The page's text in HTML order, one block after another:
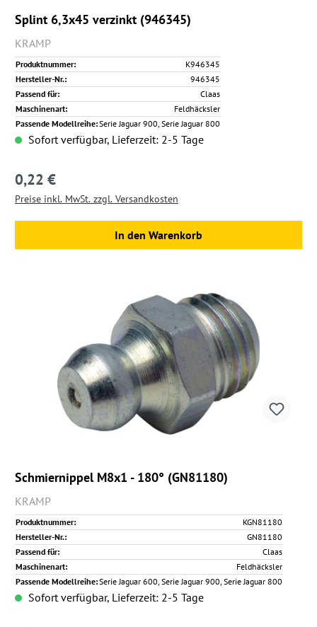
Splint 6,3x45 verzinkt (946345)
KRAMP
Produktnummer:
K946345
Hersteller-Nr.:
946345
Passend für:
Claas
Maschinenart:
Feldhäcksler
Passende Modellreihe:Serie Jaguar 900, Serie Jaguar 800
Sofort verfügbar, Lieferzeit: 2-5 Tage
Regulärer Preis:
0,22 €
Preise inkl. MwSt. zzgl. Versandkosten
In den Warenkorb
Schmiernippel M8x1 - 180° (GN81180)
KRAMP
Produktnummer:
KGN81180
Hersteller-Nr.:
GN81180
Passend für:
Claas
Maschinenart:
Feldhäcksler
Passende Modellreihe:Serie Jaguar 600, Serie Jaguar 900, Serie Jaguar 800
Sofort verfügbar, Lieferzeit: 2-5 Tage